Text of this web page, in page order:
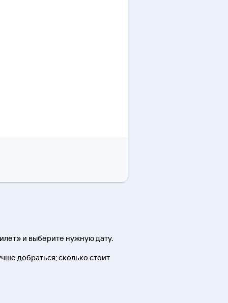
и выберите нужную дату.
добраться; сколько стоит